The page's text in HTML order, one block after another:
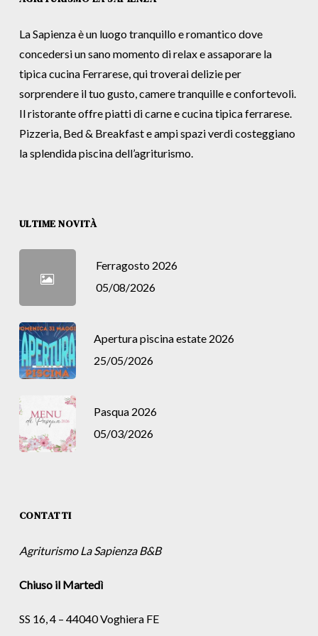
La Sapienza è un luogo tranquillo e romantico dove
concedersi un sano momento di relax e assaporare la
tipica cucina Ferrarese, qui troverai delizie per
sorprendere il tuo gusto, camere tranquille e confortevoli.
Il ristorante offre piatti di carne e cucina tipica ferrarese.
Pizzeria, Bed & Breakfast e ampi spazi verdi costeggiano
la splendida piscina dell’agriturismo.
ULTIME NOVITÀ
Ferragosto 2026
05/08/2026
Apertura piscina estate 2026
25/05/2026
Pasqua 2026
05/03/2026
CONTATTI
Agriturismo La Sapienza B&B
Chiuso il Martedì
SS 16, 4 – 44040 Voghiera FE